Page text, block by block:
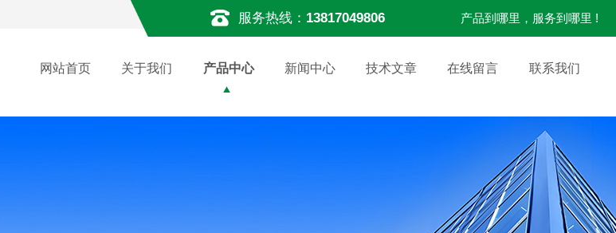
服务热线： 13817049806 产品到哪里，服务到哪里 !
网站首页 关于我们 产品中心 新闻中心 技术文章 在线留言 联系我们